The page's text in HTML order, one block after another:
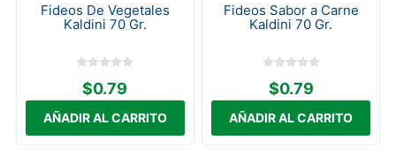
Fideos De Vegetales
Kaldini 70 Gr.
$0.79
Fideos Sabor a Carne
Kaldini 70 Gr.
$0.79